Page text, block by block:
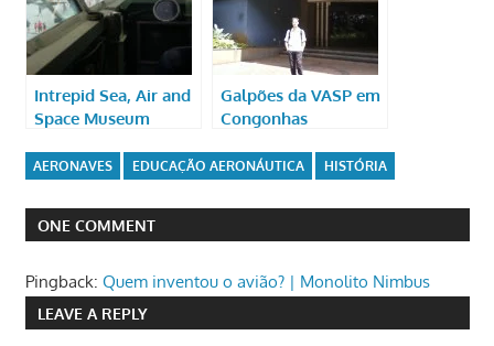
Intrepid Sea, Air and
Space Museum
Galpões da VASP em
Congonhas
AERONAVES EDUCAÇÃO AERONÁUTICA HISTÓRIA
ONE COMMENT
Pingback: Quem inventou o avião? | Monolito Nimbus
LEAVE A REPLY